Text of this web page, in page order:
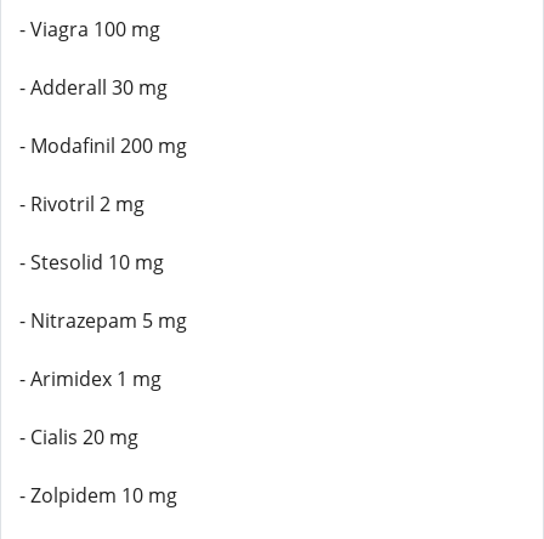
- Viagra 100 mg
- Adderall 30 mg
- Modafinil 200 mg
- Rivotril 2 mg
- Stesolid 10 mg
- Nitrazepam 5 mg
- Arimidex 1 mg
- Cialis 20 mg
- Zolpidem 10 mg